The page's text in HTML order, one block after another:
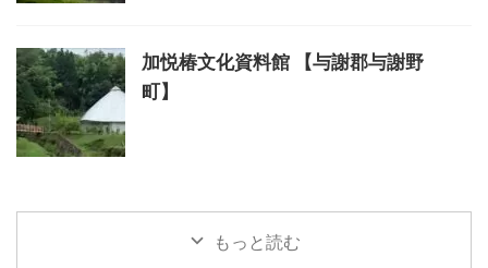
加悦椿文化資料館 【与謝郡与謝野
町】
もっと読む